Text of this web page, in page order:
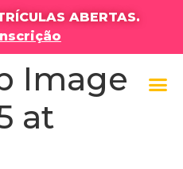
ABERTAS.
Image
at